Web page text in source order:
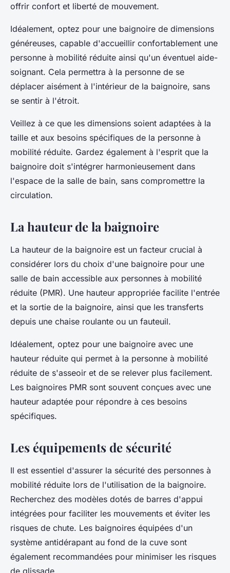
offrir confort et liberté de mouvement.
Idéalement, optez pour une baignoire de dimensions
généreuses, capable d'accueillir confortablement une
personne à mobilité réduite ainsi qu'un éventuel aide-
soignant. Cela permettra à la personne de se
déplacer aisément à l'intérieur de la baignoire, sans
se sentir à l'étroit.
Veillez à ce que les dimensions soient adaptées à la
taille et aux besoins spécifiques de la personne à
mobilité réduite. Gardez également à l'esprit que la
baignoire doit s'intégrer harmonieusement dans
l'espace de la salle de bain, sans compromettre la
circulation.
La hauteur de la baignoire
La hauteur de la baignoire est un facteur crucial à
considérer lors du choix d'une baignoire pour une
salle de bain accessible aux personnes à mobilité
réduite (PMR). Une hauteur appropriée facilite l'entrée
et la sortie de la baignoire, ainsi que les transferts
depuis une chaise roulante ou un fauteuil.
Idéalement, optez pour une baignoire avec une
hauteur réduite qui permet à la personne à mobilité
réduite de s'asseoir et de se relever plus facilement.
Les baignoires PMR sont souvent conçues avec une
hauteur adaptée pour répondre à ces besoins
spécifiques.
Les équipements de sécurité
Il est essentiel d'assurer la sécurité des personnes à
mobilité réduite lors de l'utilisation de la baignoire.
Recherchez des modèles dotés de barres d'appui
intégrées pour faciliter les mouvements et éviter les
risques de chute. Les baignoires équipées d'un
système antidérapant au fond de la cuve sont
également recommandées pour minimiser les risques
de glissade.